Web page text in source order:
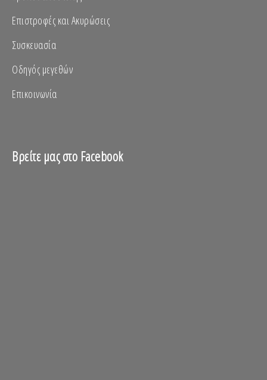
Επιστροφές και Ακυρώσεις
Συσκευασία
Οδηγός μεγεθών
Επικοινωνία
Βρείτε μας στο Facebook